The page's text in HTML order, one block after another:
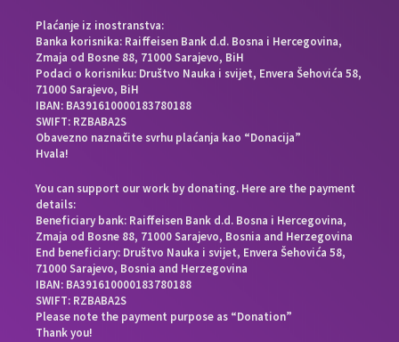
Plaćanje iz inostranstva:
Banka korisnika: Raiffeisen Bank d.d. Bosna i Hercegovina,
Zmaja od Bosne 88, 71000 Sarajevo, BiH
Podaci o korisniku: Društvo Nauka i svijet, Envera Šehovića 58,
71000 Sarajevo, BiH
IBAN: BA391610000183780188
SWIFT: RZBABA2S
Obavezno naznačite svrhu plaćanja kao “Donacija”
Hvala!
You can support our work by donating. Here are the payment
details:
Beneficiary bank: Raiffeisen Bank d.d. Bosna i Hercegovina,
Zmaja od Bosne 88, 71000 Sarajevo, Bosnia and Herzegovina
End beneficiary: Društvo Nauka i svijet, Envera Šehovića 58,
71000 Sarajevo, Bosnia and Herzegovina
IBAN: BA391610000183780188
SWIFT: RZBABA2S
Please note the payment purpose as “Donation”
Thank you!